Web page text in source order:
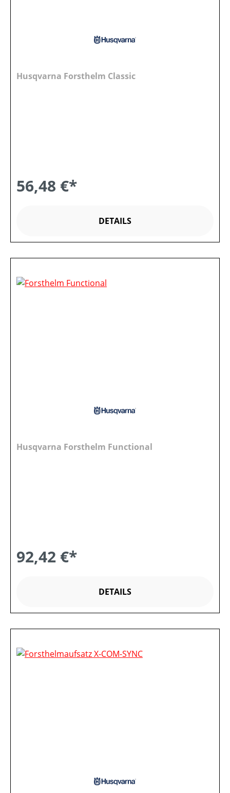
Husqvarna Forsthelm Classic
56,48 €*
DETAILS
Husqvarna Forsthelm Functional
92,42 €*
DETAILS